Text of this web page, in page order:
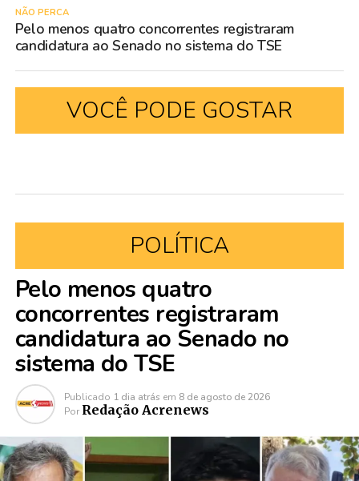
NÃO PERCA
Pelo menos quatro concorrentes registraram
candidatura ao Senado no sistema do TSE
VOCÊ PODE GOSTAR
POLÍTICA
Pelo menos quatro
concorrentes registraram
candidatura ao Senado no
sistema do TSE
Publicado 1 dia atrás em 8 de agosto de 2026
Por Redação Acrenews